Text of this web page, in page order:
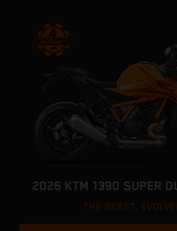
2026 KTM 1390 SUPER
THE BEAST,